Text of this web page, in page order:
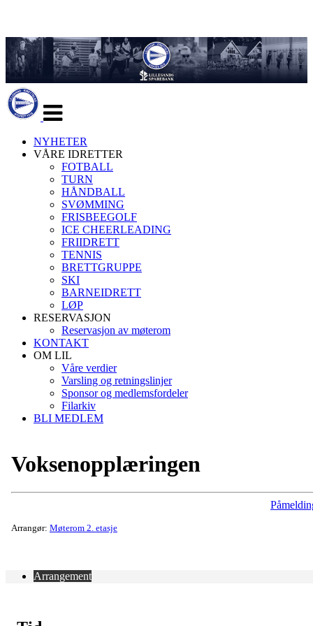
navigasjon
NYHETER
VÅRE IDRETTER
FOTBALL
TURN
HÅNDBALL
SVØMMING
FRISBEEGOLF
ICE CHEERLEADING
FRIIDRETT
TENNIS
BRETTGRUPPE
SKI
BARNEIDRETT
LØP
RESERVASJON
Reservasjon av møterom
KONTAKT
OM LIL
Våre verdier
Varsling og retningslinjer
Sponsor og medlemsfordeler
Filarkiv
BLI MEDLEM
Voksenopplæringen
Arrangør: Møterom 2. etasje
Arrangement